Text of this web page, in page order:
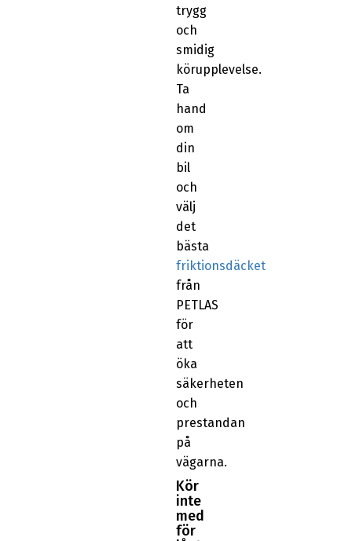
trygg
och
smidig
körupplevelse.
Ta
hand
om
din
bil
och
välj
det
bästa
friktionsdäcket
från
PETLAS
för
att
öka
säkerheten
och
prestandan
på
vägarna.
Kör
inte
med
för